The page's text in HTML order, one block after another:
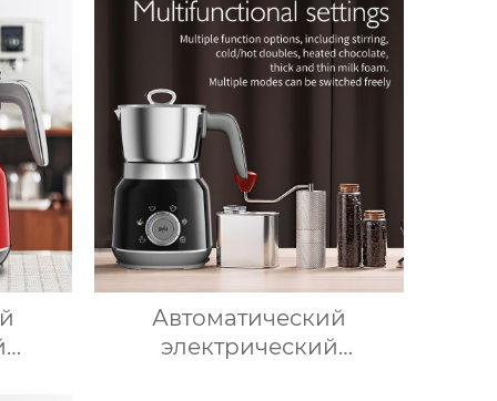
Автоматический
электрический